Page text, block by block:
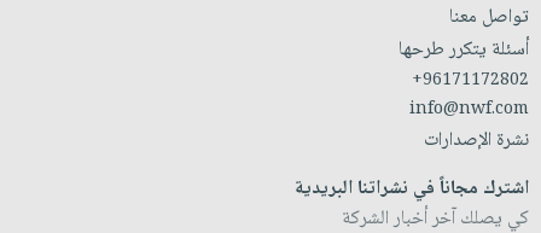
تواصل معنا
أسئلة يتكرر طرحها
+96171172802
info@nwf.com
نشرة الإصدارات
اشترك مجاناً في نشراتنا البريدية
كي يصلك آخر أخبار الشركة